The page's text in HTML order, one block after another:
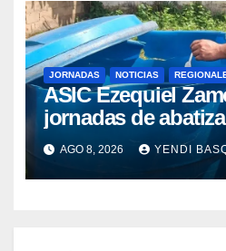
JORNADAS NOTICIAS
ASIC Ezequiel
jornadas de
de vectores en
Guárico
AGO 8, 2026 YENDI